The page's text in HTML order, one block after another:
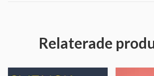
Relaterade